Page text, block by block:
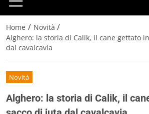
Home / Novità /
Alghero: la storia di Calik, il cane gettato
dal cavalcavia
Novità
Alghero: la storia di Calik, il